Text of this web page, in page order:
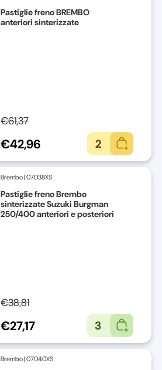
Pastiglie freno BREMBO
anteriori sinterizzate
€61,37
€42,96 2
Brembo|07038XS
Pastiglie freno Brembo
sinterizzate Suzuki Burgman
250/400 anteriori e posteriori
€38,81
€27,17 3
Brembo|07040XS